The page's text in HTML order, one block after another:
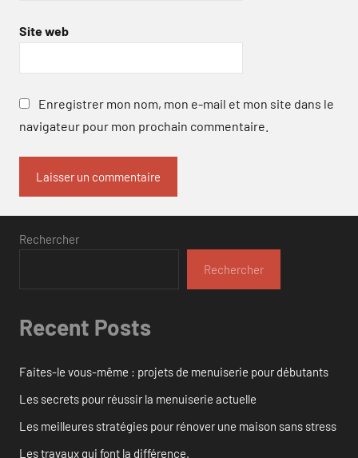
Site web
Enregistrer mon nom, mon e-mail et mon site dans le
navigateur pour mon prochain commentaire.
Rechercher
Rechercher
Recent Posts
Faites-le vous-même : projets de menuiserie pour débutants
Les secrets pour réussir la menuiserie actuelle
Les meilleures stratégies pour rénover une maison sans stress
Les travaux qui font la différence.